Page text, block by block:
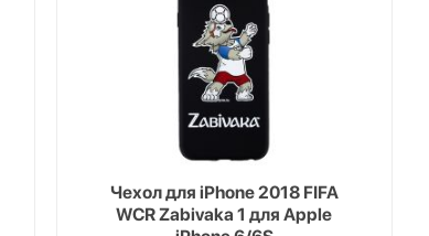
Чехол для iPhone 2018 FIFA
WCR Zabivaka 1 для Apple